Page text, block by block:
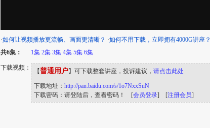
·如何让视频播放更流畅、画面更清晰？ ·如何不用下载，立即拥有4000G讲座？
共6集：
1集 2集 3集 4集 5集 6集
下载视频： 【普通用户】可下载整套讲座，投诉建议， 请点击此处
下载地址： http://pan.baidu.com/s/1o7NxxSuN
下载密码：请登陆后，查看密码！ [会员登录] [注册会员]